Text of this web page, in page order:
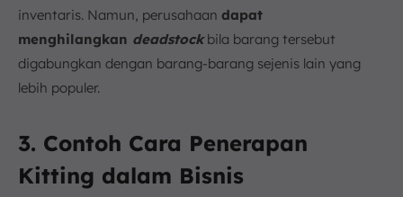
inventaris. Namun, perusahaan dapat
menghilangkan deadstockbila barang tersebut
digabungkan dengan barang-barang sejenis lain yang
lebih populer.
3. Contoh Cara Penerapan
Kitting dalam Bisnis